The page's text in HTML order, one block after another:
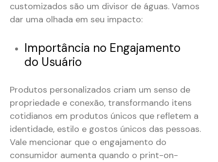
customizados são um divisor de águas. Vamos
dar uma olhada em seu impacto:
Importância no Engajamento
do Usuário
Produtos personalizados criam um senso de
propriedade e conexão, transformando itens
cotidianos em produtos únicos que refletem a
identidade, estilo e gostos únicos das pessoas.
Vale mencionar que o engajamento do
consumidor aumenta quando o print-on-